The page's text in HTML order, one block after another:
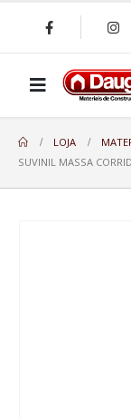
LOJA
SUVINIL MASSA